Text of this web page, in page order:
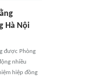
Hà Nội
được Phòng
nhiều
hiệp đồng